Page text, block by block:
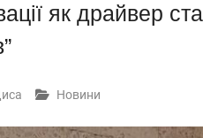
як драйвер
Новини